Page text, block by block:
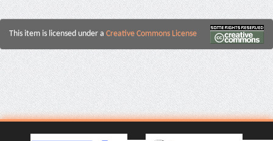
This item is licensed under a Creative Commons License